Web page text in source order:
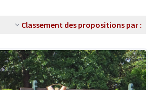
Classement des propositions par :